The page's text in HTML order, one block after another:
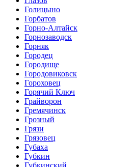
Голицыно
Горбатов
Горно-Алтайск
Горнозаводск
Горняк
Городец
Городище
Городовиковск
Гороховец
Горячий Ключ
Грайворон
Гремячинск
Грозный
Грязи
Грязовец
Губаха
Губкин
Губкинский